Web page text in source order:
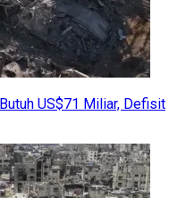
US$71 Miliar, Defisit